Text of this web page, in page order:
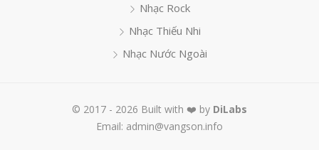
Nhạc Rock
Nhạc Thiếu Nhi
Nhạc Nước Ngoài
© 2017 - 2026 Built with ❤️ by DiLabs
Email: admin@vangson.info